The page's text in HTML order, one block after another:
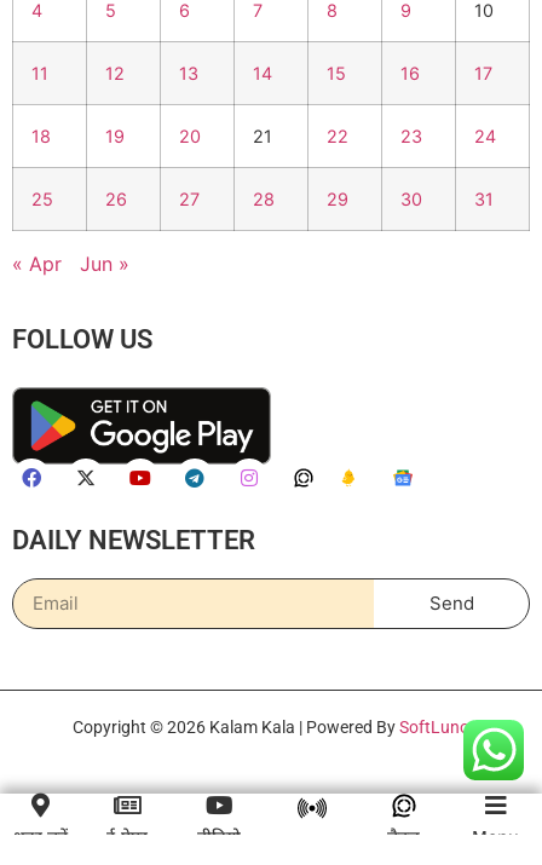
4 5 6 7 8 9 10
11 12 13 14 15 16 17
18 19 20 21 22 23 24
25 26 27 28 29 30 31
« Apr Jun »
FOLLOW US
DAILY NEWSLETTER
Send
Copyright © 2026 Kalam Kala | Powered BySoftLuno
शहर चुनें ई-पेपर वीडियो चैनल Menu